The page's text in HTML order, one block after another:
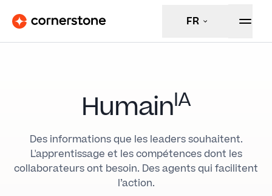
FR
HumainIA
Des informations que les leaders souhaitent.
L'apprentissage et les compétences dont les
collaborateurs ont besoin. Des agents qui facilitent
l’action.